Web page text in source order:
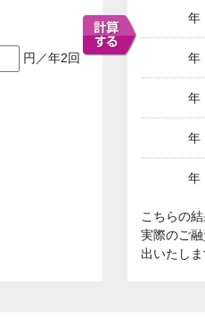
円／年2回
年
年
年
年
年
こちらの
実際のご
出いたし